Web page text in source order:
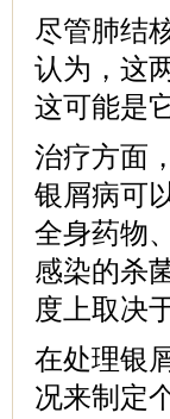
尽管肺结
认为，这
这可能是
治疗方面
银屑病可
全身药物
感染的杀
度上取决
在处理银
况来制定